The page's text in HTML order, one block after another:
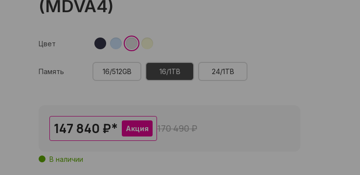
(MDVA4)
Цвет
Память 16/512GB 16/1TB 24/1TB
147 840 ₽* Акция 170 490 ₽
В наличии